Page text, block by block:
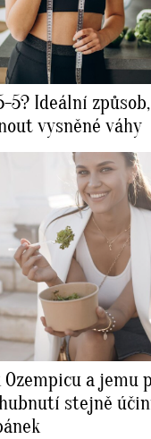
5? Ideální
vysněné váhy
a jemu
stejně